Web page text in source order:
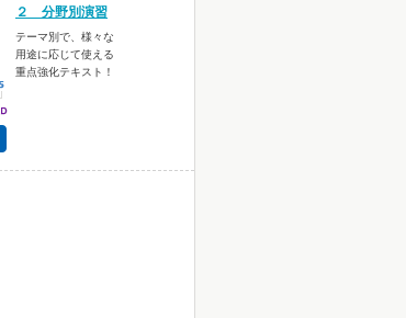
２ 分野別演習
テーマ別で、様々な
用途に応じて使える
重点強化テキスト！